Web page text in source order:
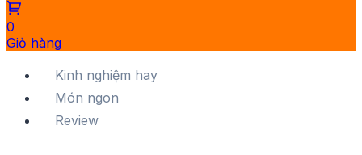
0
Giỏ hàng
Kinh nghiệm hay
Món ngon
Review